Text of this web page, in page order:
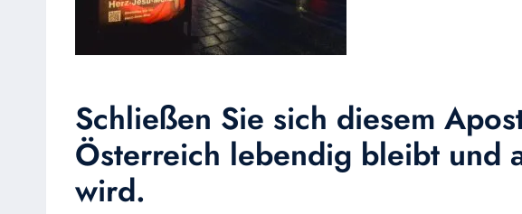
Schließen Sie sich diesem
Österreich lebendig bleibt und
wird.